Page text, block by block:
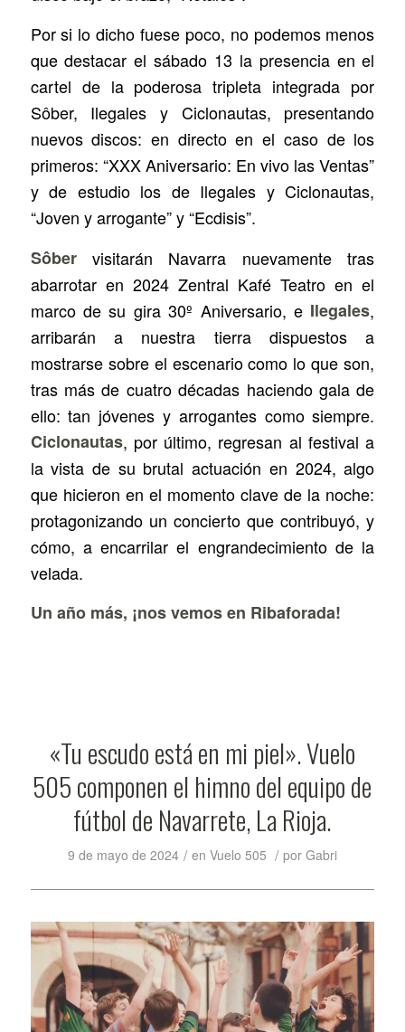
Por si lo dicho fuese poco, no podemos menos
que destacar el sábado 13 la presencia en el
cartel de la poderosa tripleta integrada por
Sôber, Ilegales y Ciclonautas, presentando
nuevos discos: en directo en el caso de los
primeros: “XXX Aniversario: En vivo las Ventas”
y de estudio los de Ilegales y Ciclonautas,
“Joven y arrogante” y “Ecdisis”.
Sôbervisitarán Navarra nuevamente tras
abarrotar en 2024 Zentral Kafé Teatro en el
marco de su gira 30º Aniversario, e Ilegales,
arribarán a nuestra tierra dispuestos a
mostrarse sobre el escenario como lo que son,
tras más de cuatro décadas haciendo gala de
ello: tan jóvenes y arrogantes como siempre.
Ciclonautas, por último, regresan al festival a
la vista de su brutal actuación en 2024, algo
que hicieron en el momento clave de la noche:
protagonizando un concierto que contribuyó, y
cómo, a encarrilar el engrandecimiento de la
velada.
Un año más, ¡nos vemos en Ribaforada!
«Tu escudo está en mi piel». Vuelo
505 componen el himno del equipo de
fútbol de Navarrete, La Rioja.
9 de mayo de 2024 / en Vuelo 505 / por Gabri